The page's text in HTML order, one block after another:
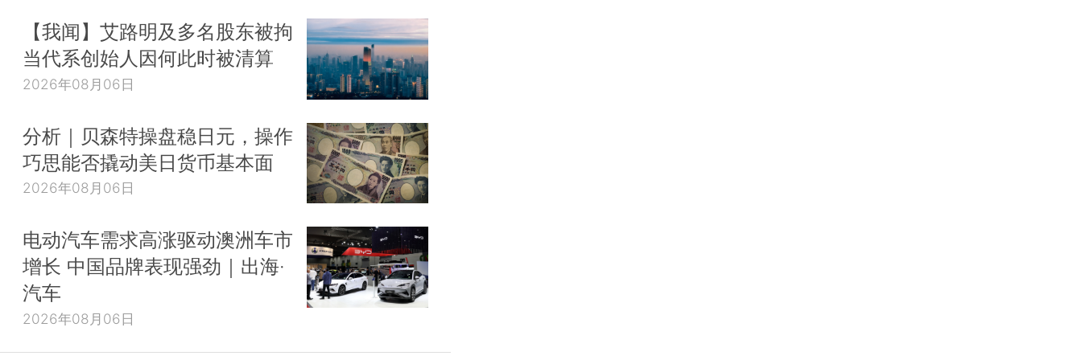
【我闻】艾路明及多名股东被拘
当代系创始人因何此时被清算
2026年08月06日
分析｜贝森特操盘稳日元，操作
巧思能否撬动美日货币基本面
2026年08月06日
电动汽车需求高涨驱动澳洲车市
增长 中国品牌表现强劲｜出海·
汽车
2026年08月06日